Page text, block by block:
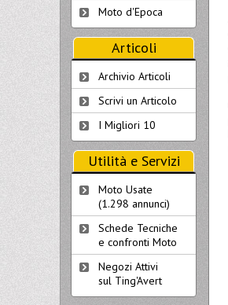
Moto d'Epoca
Articoli
Archivio Articoli
Scrivi un Articolo
I Migliori 10
Utilità e Servizi
Moto Usate
(1.298 annunci)
Schede Tecniche
e confronti Moto
Negozi Attivi
sul Ting'Avert